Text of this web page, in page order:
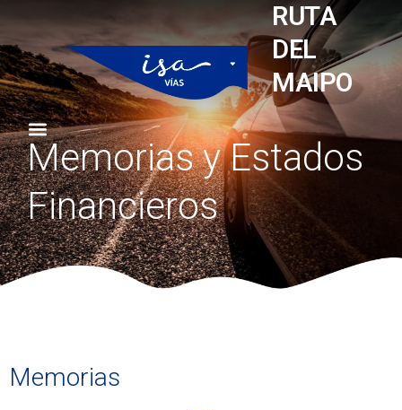
RUTA
DEL
MAIPO
Memorias y Estados
Financieros
Memorias